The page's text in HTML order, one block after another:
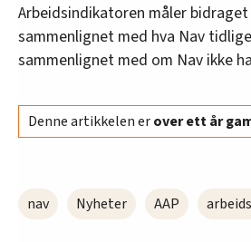
Arbeidsindikatoren måler
sammenlignet med hva Nav
sammenlignet med om Nav ikke
Denne artikkelen erover ett år
nav Nyheter AAP